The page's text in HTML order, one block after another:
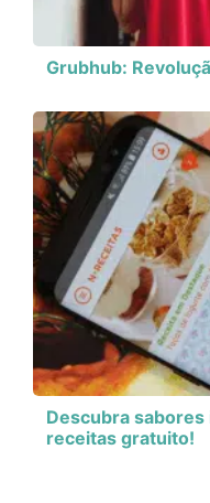
Grubhub:
Descubra
receitas gratuito!